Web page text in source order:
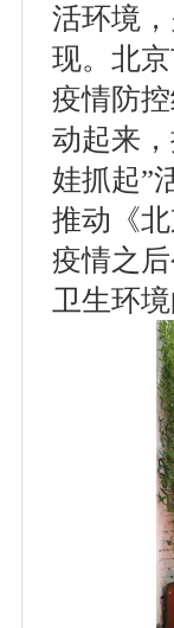
活环境
现。北
疫情防
动起来
娃抓起”
推动《
疫情之
卫生环